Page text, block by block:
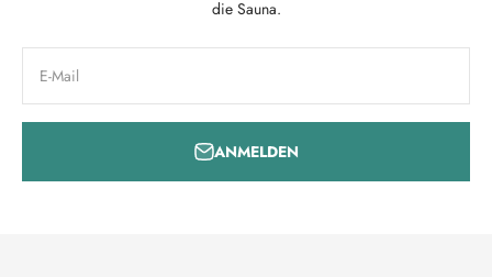
die Sauna.
E-Mail
ANMELDEN